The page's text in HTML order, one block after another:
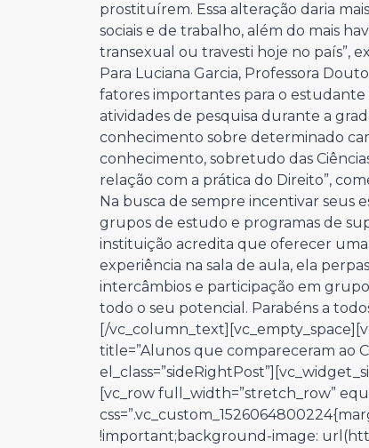
prostituírem. Essa alteração daria
sociais e de trabalho, além do mais
transexual ou travesti hoje no país”,
Para Luciana Garcia, Professora
fatores importantes para o estudante
atividades de pesquisa durante a
conhecimento sobre determinado
conhecimento, sobretudo das
relação com a prática do Direito”,
Na busca de sempre incentivar seus
grupos de estudo e programas de
instituição acredita que oferecer
experiência na sala de aula, ela
intercâmbios e participação em
todo o seu potencial. Parabéns a
[/
title=”Alunos que compareceram ao
[vc_row full_width=”stretch_row”
!important;background-image: